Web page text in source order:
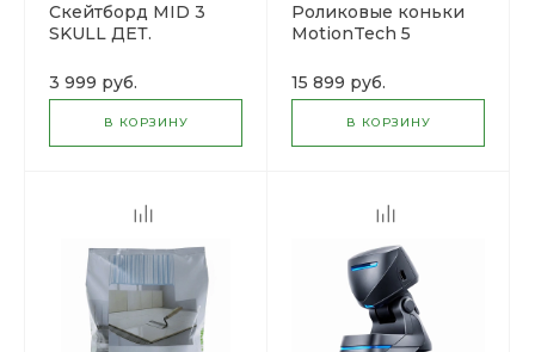
Скейтборд MID 3
SKULL ДЕТ.
3 999 руб.
В КОРЗИНУ
Роликовые коньки
MotionTech 5
15 899 руб.
В КОРЗИНУ